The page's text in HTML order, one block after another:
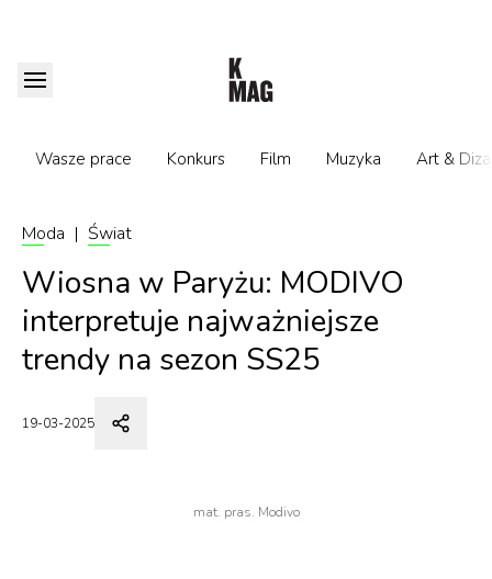
Wasze prace Konkurs Film Muzyka Art &
Moda | Świat
Wiosna w Paryżu: MODIVO
interpretuje najważniejsze
trendy na sezon SS25
19-03-2025
mat. pras. Modivo